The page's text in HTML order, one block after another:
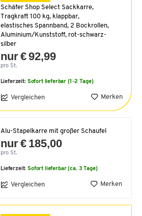
Schäfer Shop Select Sackkarre,
Tragkraft 100 kg, klappbar,
elastisches Spannband, 2 Bockrollen,
Aluminium/Kunststoff, rot-schwarz-
silber
nur € 92,99
pro St.
Lieferzeit: Sofort lieferbar (1-2 Tage)
Vergleichen Merken
Alu-Stapelkarre mit großer Schaufel
nur € 185,00
pro St.
Lieferzeit:Sofort lieferbar (ca. 3 Tage)
Vergleichen Merken